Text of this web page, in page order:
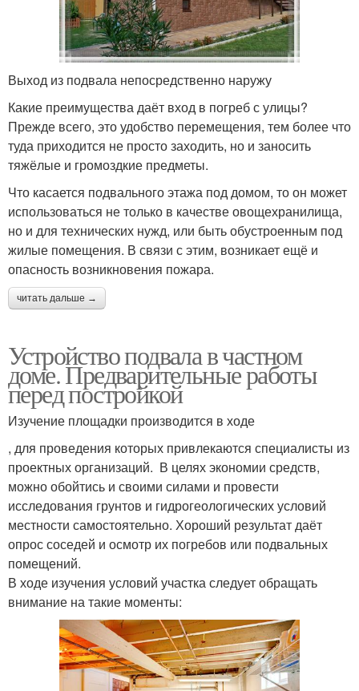
Выход из подвала непосредственно наружу
Какие преимущества даёт вход в погреб с улицы?
Прежде всего, это удобство перемещения, тем более что
туда приходится не просто заходить, но и заносить
тяжёлые и громоздкие предметы.
Что касается подвального этажа под домом, то он может
использоваться не только в качестве овощехранилища,
но и для технических нужд, или быть обустроенным под
жилые помещения. В связи с этим, возникает ещё и
опасность возникновения пожара.
читать дальше →
Устройство подвала в частном
доме. Предварительные работы
перед постройкой
Изучение площадки производится в ходе
, для проведения которых привлекаются специалисты из
проектных организаций. В целях экономии средств,
можно обойтись и своими силами и провести
исследования грунтов и гидрогеологических условий
местности самостоятельно. Хороший результат даёт
опрос соседей и осмотр их погребов или подвальных
помещений.
В ходе изучения условий участка следует обращать
внимание на такие моменты: